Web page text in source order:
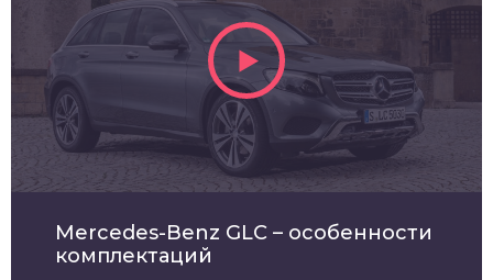
Mercedes-Benz GLC – особенности
комплектаций